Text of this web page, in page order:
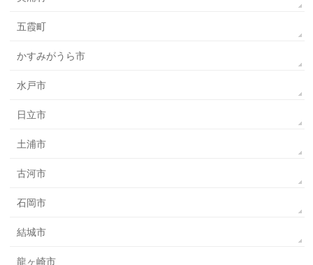
五霞町
かすみがうら市
水戸市
日立市
土浦市
古河市
石岡市
結城市
龍ヶ崎市